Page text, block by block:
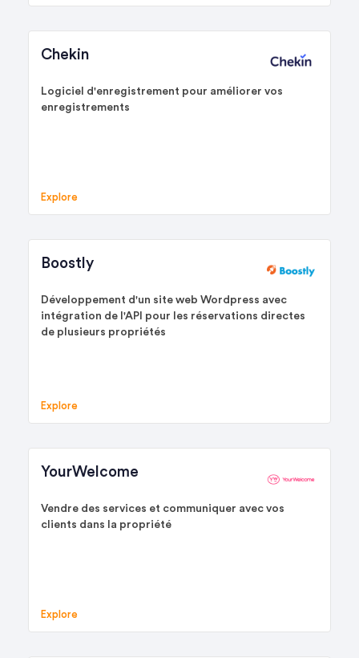
Chekin
Logiciel d'enregistrement pour améliorer vos
enregistrements
Explore
Boostly
Développement d'un site web Wordpress avec
intégration de l'API pour les réservations directes
de plusieurs propriétés
Explore
YourWelcome
Vendre des services et communiquer avec vos
clients dans la propriété
Explore